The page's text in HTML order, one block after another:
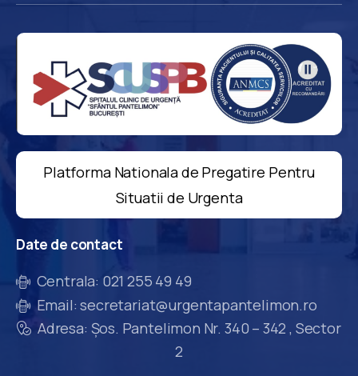
Platforma Nationala de Pregatire Pentru
Situatii de Urgenta
Date de contact
Centrala: 021 255 49 49
Email: secretariat@urgentapantelimon.ro
Adresa: Șos. Pantelimon Nr. 340 – 342 , Sector
2